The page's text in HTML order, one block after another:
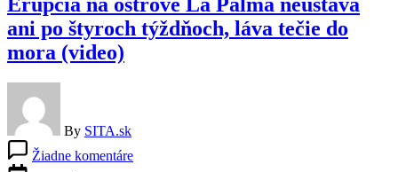
v
núdzi
Erupcia na ostrove La Palma neustáva
ani po štyroch týždňoch, láva tečie do
mora (video)
By SITA.sk
Žiadne komentáreErupcia